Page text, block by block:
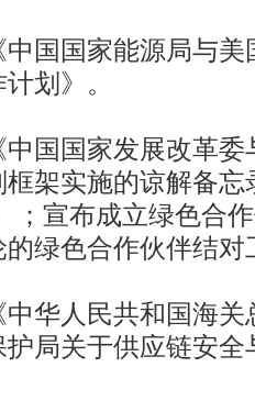
国家能源局与美
划》。
国家发展改革委
架实施的谅解备忘
；宣布成立绿色合
绿色合作伙伴结对
人民共和国海关
局关于供应链安全